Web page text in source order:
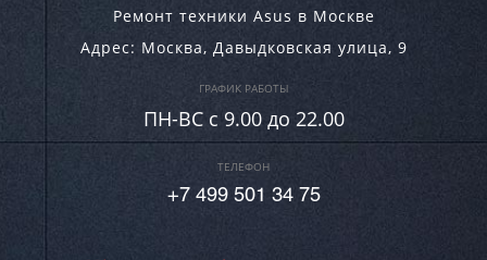
Ремонт техники Asus в Москве
Адрес: Москва, Давыдковская улица, 9
ГРАФИК РАБОТЫ
ПН-ВC c 9.00 до 22.00
ТЕЛЕФОН
+7 499 501 34 75